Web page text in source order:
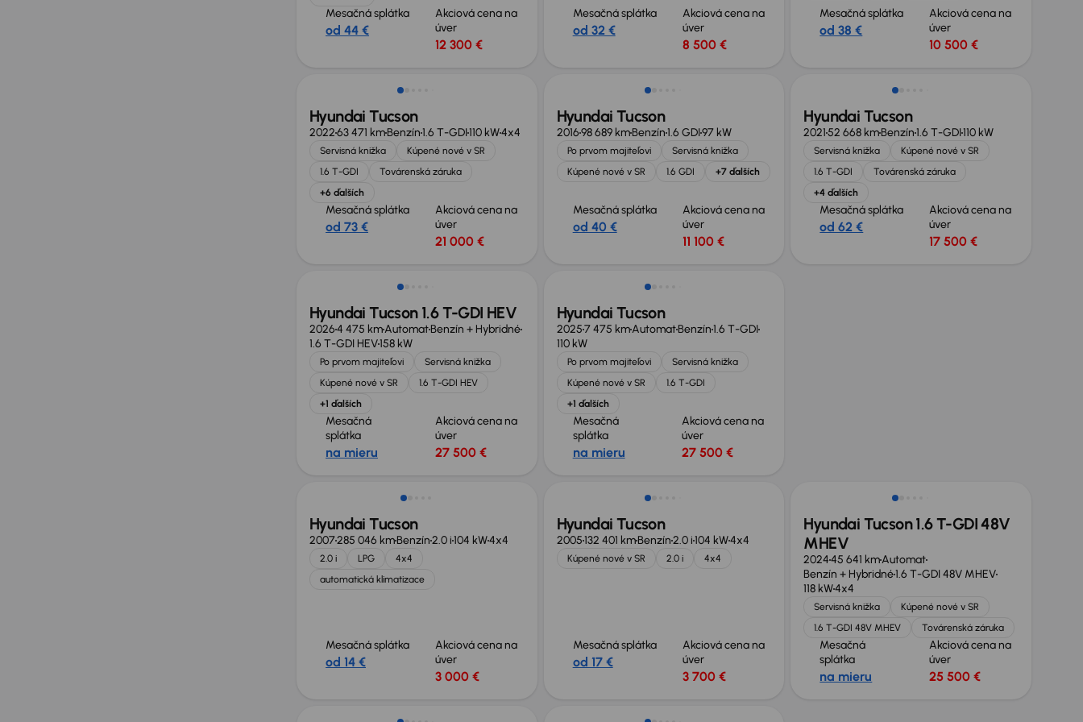
Mesačná splátka
od 44 €
Akciová cena na
úver
12 300 €
Mesačná splátka
od 32 €
Akciová cena na
úver
8 500 €
Mesačná splátka
od 38 €
Akciová cena na
úver
10 500 €
Hyundai Tucson
202263 471 kmBenzín1.6 T-GDI110 kW4x4
Servisná knižka
Kúpené nové v SR
1.6 T-GDI
Továrenská záruka
+6 ďalších
Mesačná splátka
od 73 €
Akciová cena na
úver
21 000 €
Hyundai Tucson
201698 689 kmBenzín1.6 GDI97 kW
Po prvom majiteľovi
Servisná knižka
Kúpené nové v SR
1.6 GDI +7 ďalších
Mesačná splátka
od 40 €
Akciová cena na
úver
11 100 €
Hyundai Tucson
202152 668 kmBenzín1.6 T-GDI110 kW
Servisná knižka
Kúpené nové v SR
1.6 T-GDI
Továrenská záruka
+4 ďalších
Mesačná splátka
od 62 €
Akciová cena na
úver
17 500 €
Hyundai Tucson 1.6 T-GDI HEV
20264 475 kmAutomatBenzín + Hybridné
1.6 T-GDI HEV158 kW
Po prvom majiteľovi
Servisná knižka
Kúpené nové v SR
1.6 T-GDI HEV
+1 ďalších
Mesačná
splátka
na mieru
Akciová cena na
úver
27 500 €
Hyundai Tucson
20257 475 kmAutomatBenzín1.6 T-GDI
110 kW
Po prvom majiteľovi
Servisná knižka
Kúpené nové v SR
1.6 T-GDI
+1 ďalších
Mesačná
splátka
na mieru
Akciová cena na
úver
27 500 €
Hyundai Tucson
2007285 046 kmBenzín2.0 i104 kW4x4
2.0 i LPG
4x4
automatická klimatizace
Mesačná splátka
od 14 €
Akciová cena na
úver
3 000 €
Hyundai Tucson
2005132 401 kmBenzín2.0 i104 kW4x4
Kúpené nové v SR 2.0 i 4x4
Mesačná splátka
od 17 €
Akciová cena na
úver
3 700 €
Hyundai Tucson 1.6 T-GDI 48V
MHEV
202445 641 kmAutomat
Benzín + Hybridné1.6 T-GDI 48V MHEV
118 kW4x4
Servisná knižka
Kúpené nové v SR
1.6 T-GDI 48V MHEV
Továrenská záruka
Mesačná
splátka
na mieru
Akciová cena na
úver
25 500 €